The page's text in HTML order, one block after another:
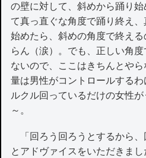
の壁に対して、斜めから踊り
て真っ直ぐな角度で踊り終え
始めたら、斜めの角度で終え
らん（涙）。でも、正しい角
ないので、ここはきちんとや
量は男性がコントロールする
ルクル回っているだけの女性
～。
「回ろう回ろうとするから、
とアドヴァイスをいただきま